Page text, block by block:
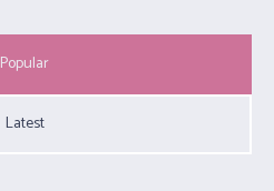
Popular
Latest